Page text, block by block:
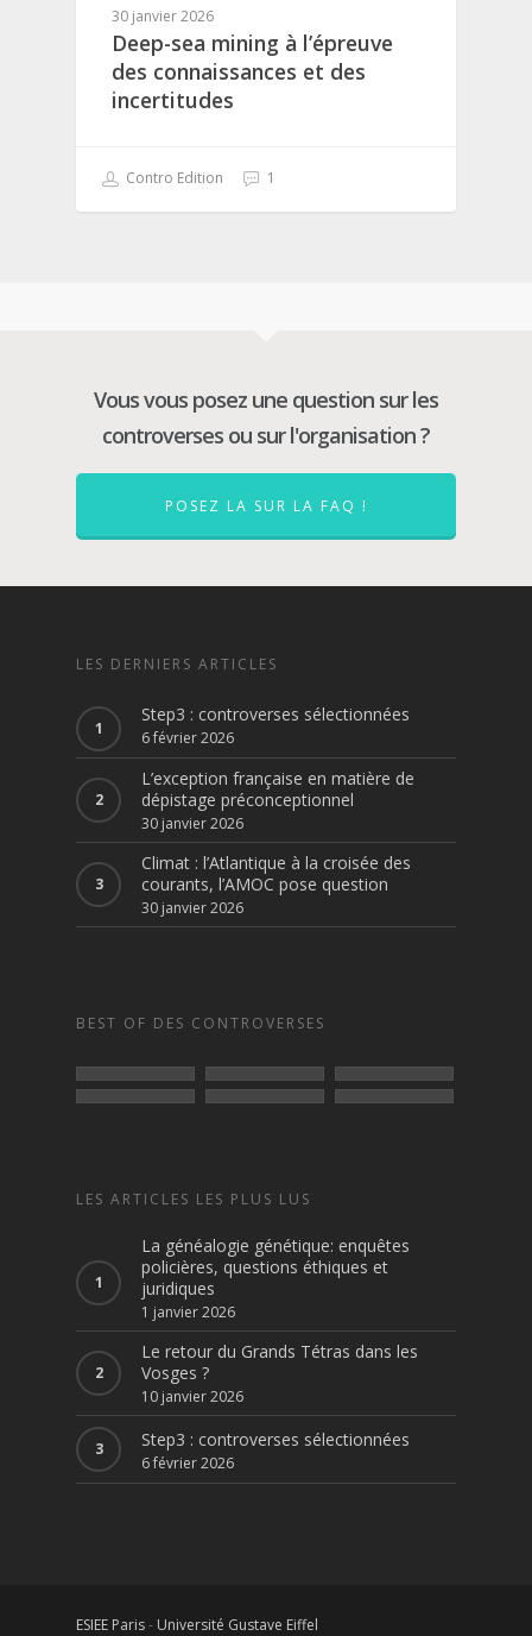
30 janvier 2026
Deep-sea mining à l’épreuve
des connaissances et des
incertitudes
Contro Edition 1
Vous vous posez une question sur les
controverses ou sur l'organisation ?
POSEZ LA SUR LA FAQ !
LES DERNIERS ARTICLES
Step3 : controverses sélectionnées
6 février 2026
L’exception française en matière de
dépistage préconceptionnel
30 janvier 2026
Climat : l’Atlantique à la croisée des
courants, l’AMOC pose question
30 janvier 2026
BEST OF DES CONTROVERSES
LES ARTICLES LES PLUS LUS
La généalogie génétique: enquêtes
policières, questions éthiques et
juridiques
1 janvier 2026
Le retour du Grands Tétras dans les
Vosges ?
10 janvier 2026
Step3 : controverses sélectionnées
6 février 2026
ESIEE Paris- Université Gustave Eiffel